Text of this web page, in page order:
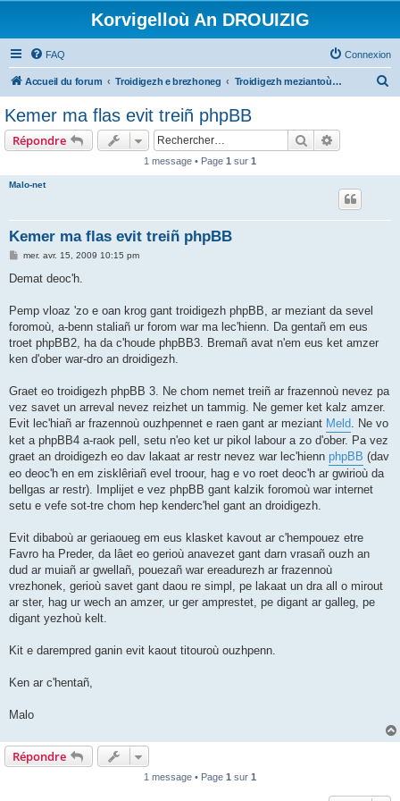
Korvigelloù An DROUIZIG
FAQ Connexion
Accueil du forum Troidigezh e brezhoneg Troidigezh meziantoù all (frank a wirioù evit an darn vrasañ anezho)
Kemer ma flas evit treiñ phpBB
Répondre Rechercher
1 message • Page 1 sur 1
Malo-net
Kemer ma flas evit treiñ phpBB
M
s
g
mer. avr. 15, 2009 10:15 pm
Demat deoc'h.
Pemp vloaz 'zo e oan krog gant troidigezh phpBB, ar meziant da sevel
foromoù, a-benn staliañ ur forom war ma lec'hienn. Da gentañ em eus
troet phpBB2, ha da c'houde phpBB3. Bremañ avat n'em eus ket amzer
ken d'ober war-dro an droidigezh.
Graet eo troidigezh phpBB 3. Ne chom nemet treiñ ar frazennoù nevez pa
vez savet un arreval nevez reizhet un tammig. Ne gemer ket kalz amzer.
Evit lec'hiañ ar frazennoù ouzhpennet e raen gant ar meziant Meld. Ne vo
ket a phpBB4 a-raok pell, setu n'eo ket ur pikol labour a zo d'ober. Pa vez
graet an droidigezh eo dav lakaat ar restr nevez war lec'hienn phpBB (dav
eo deoc'h en em zisklêriañ evel troour, hag e vo roet deoc'h ar gwirioù da
bellgas ar restr). Implijet e vez phpBB gant kalzik foromoù war internet
setu e vefe sot-tre chom hep kenderc'hel gant an droidigezh.
Evit dibaboù ar geriaoueg em eus klasket kavout ar c'hempouez etre
Favro ha Preder, da lâet eo gerioù anavezet gant darn vrasañ ouzh an
dud ar muiañ ar gwellañ, pouezañ war ereadurezh ar frazennoù
vrezhonek, gerioù savet gant daou re simpl, pe lakaat un dra all o mirout
ar ster, hag ur wech an amzer, ur ger amprestet, pe digant ar galleg, pe
digant yezhoù kelt.
Kit e darempred ganin evit kaout titouroù ouzhpenn.
Ken ar c'hentañ,
Malo
Répondre
1 message • Page 1 sur 1